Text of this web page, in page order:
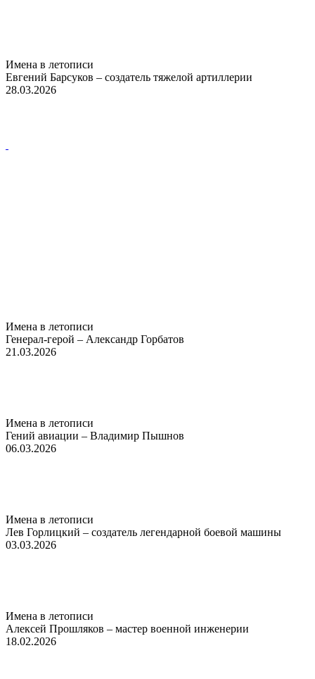
Имена в летописи
Евгений Барсуков – создатель тяжелой артиллерии
28.03.2026
Имена в летописи
Генерал-герой – Александр Горбатов
21.03.2026
Имена в летописи
Гений авиации – Владимир Пышнов
06.03.2026
Имена в летописи
Лев Горлицкий – создатель легендарной боевой машины
03.03.2026
Имена в летописи
Алексей Прошляков – мастер военной инженерии
18.02.2026